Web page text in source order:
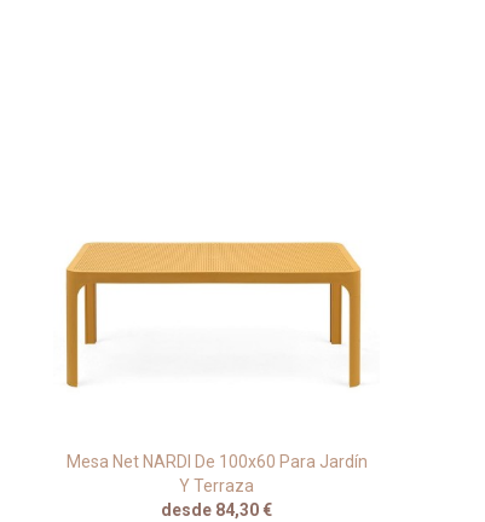
Mesa Net NARDI De 100x60 Para Jardín
Y Terraza
desde 84,30 €